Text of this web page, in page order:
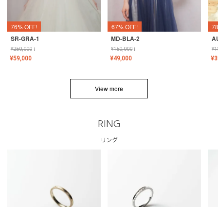
76% OFF!
SR-GRA-1
¥250,000↓
¥59,000
67% OFF!
MD-BLA-2
¥150,000↓
¥49,000
¥
¥
View more
RING
リング